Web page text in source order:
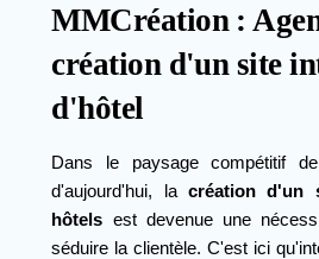
MMCréation :
création d'un site
d'hôtel
Dans le paysage compétitif
d'aujourd'hui, lacréation d'un
hôtels est devenue une
séduire la clientèle. C'est ici